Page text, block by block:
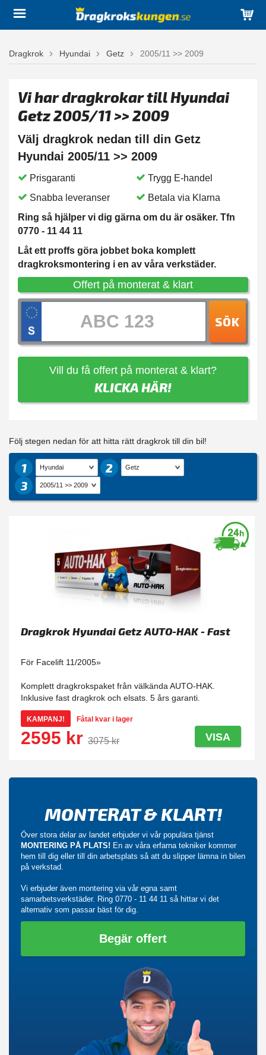
Dragkrok Hyundai Getz 2005/11 >> 2009
Vi har dragkrokar till Hyundai
Getz 2005/11 >> 2009
Välj dragkrok nedan till din Getz
Hyundai 2005/11 >> 2009
Prisgaranti
Trygg E-handel
Snabba leveranser
Betala via Klarna
Ring så hjälper vi dig gärna om du är osäker. Tfn
0770 - 11 44 11
Låt ett proffs göra jobbet boka komplett
dragkroksmontering i en av våra verkstäder.
Offert på monterat & klart
SÖK
Vill du få offert på monterat & klart?
KLICKA HÄR!
Följ stegen nedan för att hitta rätt dragkrok till din bil!
1
2
3
Dragkrok Hyundai Getz AUTO-HAK - Fast
För Facelift 11/2005»
Komplett dragkrokspaket från välkända AUTO-HAK.
Inklusive fast dragkrok och elsats. 5 års garanti.
KAMPANJ! Fåtal kvar i lager
2595 kr 3075 kr VISA
MONTERAT & KLART!
Över stora delar av landet erbjuder vi vår populära tjänst
MONTERING PÅ PLATS! En av våra erfarna tekniker kommer
hem till dig eller till din arbetsplats så att du slipper lämna in bilen
på verkstad.
Vi erbjuder även montering via vår egna samt
samarbetsverkstäder. Ring 0770 - 11 44 11 så hittar vi det
alternativ som passar bäst för dig.
Begär offert